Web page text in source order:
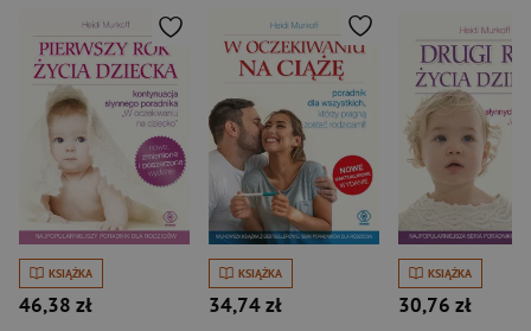
KSIĄŻKA
46,38 zł
KSIĄŻKA
34,74 zł
KSIĄŻKA
30,76 zł